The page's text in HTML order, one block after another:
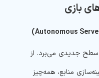
جدیدی می‌برد. از
منابع، همه‌چیز